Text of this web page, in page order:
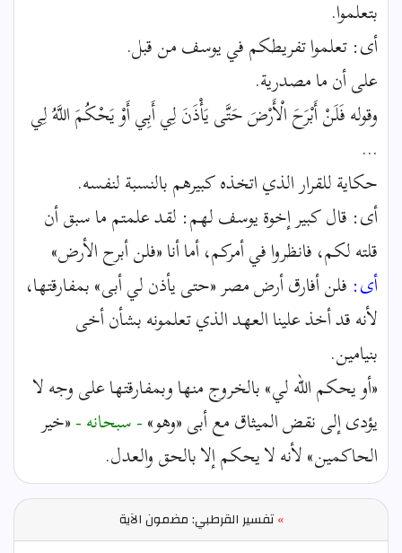
بتعلموا.
أى: تعلموا تفريطكم في يوسف من قبل.
على أن ما مصدرية.
وقوله فَلَنْ أَبْرَحَ الْأَرْضَ حَتَّى يَأْذَنَ لِي أَبِي أَوْ يَحْكُمَ اللَّهُ لِي
...
حكاية للقرار الذي اتخذه كبيرهم بالنسبة لنفسه.
أى: قال كبير إخوة يوسف لهم: لقد علمتم ما سبق أن
قلته لكم، فانظروا في أمركم، أما أنا «فلن أبرح الأرض»
أى: فلن أفارق أرض مصر «حتى يأذن لي أبى» بمفارقتها،
لأنه قد أخذ علينا العهد الذي تعلمونه بشأن أخى
بنيامين.
«أو يحكم الله لي» بالخروج منها وبمفارقتها على وجه لا
يؤدى إلى نقض الميثاق مع أبى «وهو»- سبحانه -«خير
الحاكمين» لأنه لا يحكم إلا بالحق والعدل.
» تفسير القرطبي: مضمون الآية